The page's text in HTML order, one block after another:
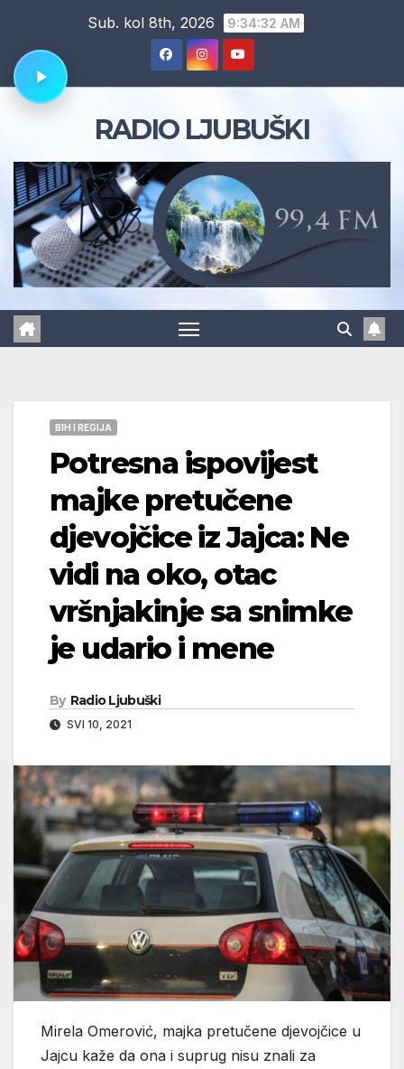
content
Sub. kol 8th, 2026 9:34:32 AM
RADIO LJUBUŠKI
BIH I REGIJA
Potresna ispovijest
majke pretučene
djevojčice iz Jajca: Ne
vidi na oko, otac
vršnjakinje sa snimke
je udario i mene
By Radio Ljubuški
SVI 10, 2021
Mirela Omerović, majka pretučene djevojčice u
Jajcu kaže da ona i suprug nisu znali za